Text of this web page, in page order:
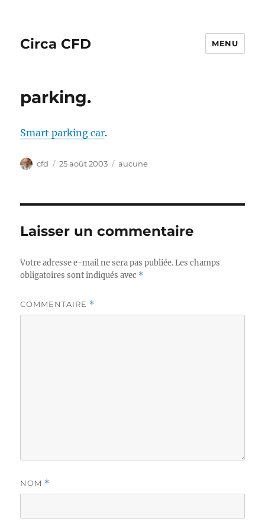
Circa CFD MENU
parking.
Smart parking car.
Auteur
cfd
Publié
25 août 2003 Catégories
aucune
Laisser un commentaire
Votre adresse e-mail ne sera pas publiée. Les champs
obligatoires sont indiqués avec *
COMMENTAIRE *
NOM *